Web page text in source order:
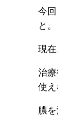
今
と。
現在
治
使
膿